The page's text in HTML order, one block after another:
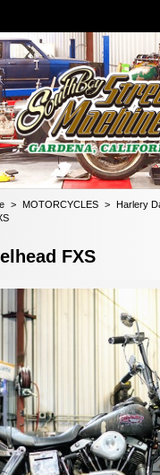
> MOTORCYCLES > Harlery
FXS